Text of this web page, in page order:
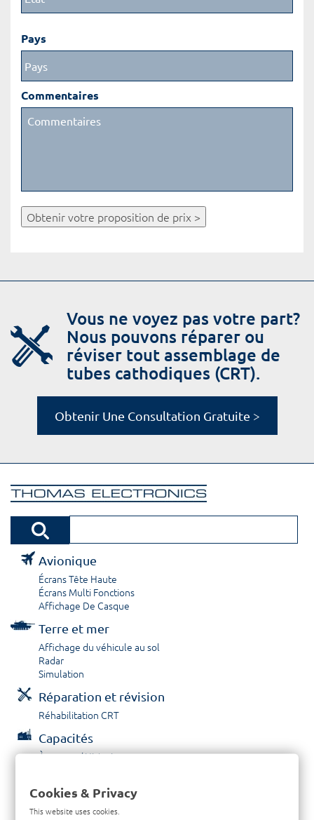
Pays
Commentaires
Obtenir votre proposition de prix >
Vous ne voyez pas votre part?
Nous pouvons réparer ou
réviser tout assemblage de
tubes cathodiques (CRT).
Obtenir Une Consultation Gratuite >
Avionique
Écrans Tête Haute
Écrans Multi Fonctions
Affichage De Casque
Terre et mer
Affichage du véhicule au sol
Radar
Simulation
Réparation et révision
Réhabilitation CRT
Capacités
À propos / Historique
Contactez nous
Cookies & Privacy
This website uses cookies.